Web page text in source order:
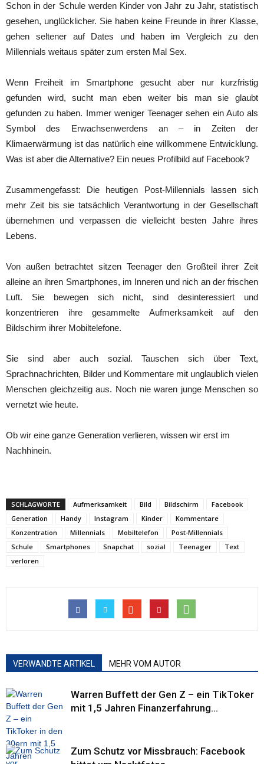
Schon in der Schule werden Kinder von Jahr zu Jahr, statistisch
gesehen, unglücklicher. Sie haben keine Freunde in ihrer Klasse,
gehen seltener auf Dates und haben im Vergleich zu den
Millennials weitaus später zum ersten Mal Sex.
Wenn Freiheit im Smartphone gesucht aber nur kurzfristig
gefunden wird, sucht man eben weiter bis man sie glaubt
gefunden zu haben. Immer weniger Teenager sehen ein Auto als
Symbol des Erwachsenwerdens an – in Zeiten der
Klimaerwärmung ist das natürlich eine willkommene Entwicklung.
Was ist aber die Alternative? Ein neues Profilbild auf Facebook?
Zusammengefasst: Die heutigen Post-Millennials lassen sich
mehr Zeit bis sie tatsächlich Verantwortung in der Gesellschaft
übernehmen und verpassen die vielleicht besten Jahre ihres
Lebens.
Von außen betrachtet sitzen Teenager den Großteil ihrer Zeit
alleine an ihren Smartphones, im Inneren und nich an der frischen
Luft. Sie bewegen sich nicht, sind desinteressiert und
konzentrieren ihre gesammelte Aufmerksamkeit auf den
Bildschirm ihrer Mobiltelefone.
Sie sind aber auch sozial. Tauschen sich über Text,
Sprachnachrichten, Bilder und Kommentare mit unglaublich vielen
Menschen gleichzeitig aus. Noch nie waren junge Menschen so
vernetzt wie heute.
Ob wir eine ganze Generation verlieren, wissen wir erst im
Nachhinein.
SCHLAGWORTE Aufmerksamkeit Bild Bildschirm
Facebook
Generation
Handy Instagram Kinder
Kommentare
Konzentration
Millennials Mobiltelefon
Post-Millennials
Schule
Smartphones Snapchat sozial Teenager
Text
verloren
VERWANDTE ARTIKEL MEHR VOM AUTOR
Warren Buffett der Gen Z – ein TikToker
mit 1,5 Jahren Finanzerfahrung...
Zum Schutz vor Missbrauch: Facebook